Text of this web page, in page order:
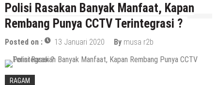
Polisi Rasakan Banyak Manfaat, Kapan
Rembang Punya CCTV Terintegrasi ?
Posted on : 13 Januari 2020 By musa r2b
RAGAM